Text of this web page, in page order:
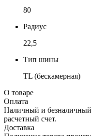
80
Радиус
22,5
Тип шины
TL (бескамерная)
О товаре
Оплата
Наличный и безналичный
расчетный счет.
Доставка